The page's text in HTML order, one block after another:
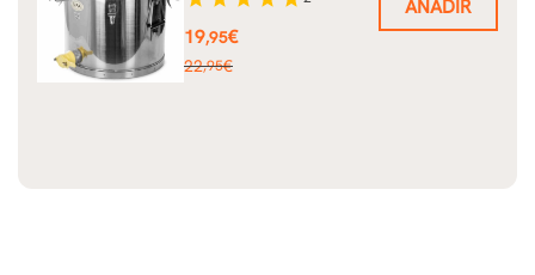
Precio
19,95€
Precio
22,95€
AÑADIR